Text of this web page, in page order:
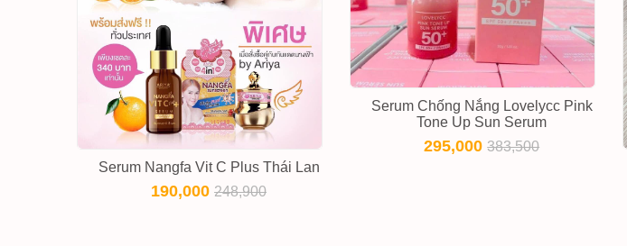
Serum Nangfa Vit C Plus Thái Lan
190,000248,900
Serum Chống Nắng Lovelycc Pink
Tone Up Sun Serum
295,000383,500